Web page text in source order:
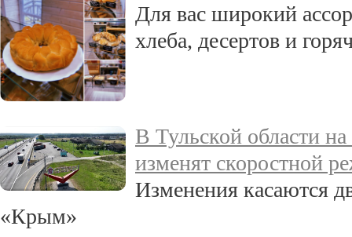
Для вас широкий
хлеба, десертов и
В Тульской области
изменят скоростной
Изменения касаются
«Крым»